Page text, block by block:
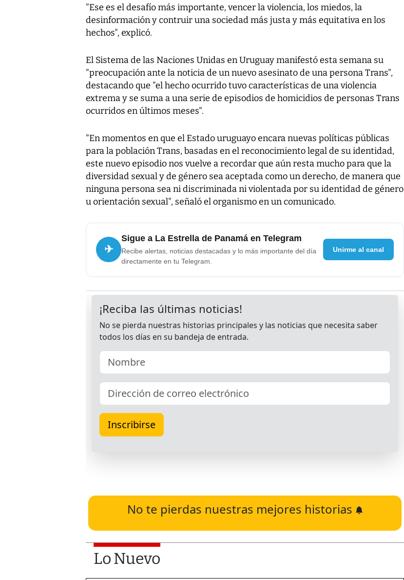
"Ese es el desafío más importante, vencer la violencia, los miedos, la
desinformación y contruir una sociedad más justa y más equitativa en los
hechos", explicó.
El Sistema de las Naciones Unidas en Uruguay manifestó esta semana su
"preocupación ante la noticia de un nuevo asesinato de una persona Trans",
destacando que "el hecho ocurrido tuvo características de una violencia
extrema y se suma a una serie de episodios de homicidios de personas Trans
ocurridos en últimos meses".
"En momentos en que el Estado uruguayo encara nuevas políticas públicas
para la población Trans, basadas en el reconocimiento legal de su identidad,
este nuevo episodio nos vuelve a recordar que aún resta mucho para que la
diversidad sexual y de género sea aceptada como un derecho, de manera que
ninguna persona sea ni discriminada ni violentada por su identidad de género
u orientación sexual", señaló el organismo en un comunicado.
✈
Sigue a La Estrella de Panamá en Telegram
Recibe alertas, noticias destacadas y lo más importante del día
directamente en tu Telegram.
Unirme al canal
No te pierdas nuestras mejores historias
Lo Nuevo